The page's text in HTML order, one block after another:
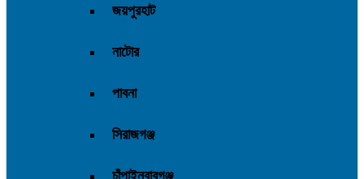
জয়পুরহাট
নাটোর
পাবনা
সিরাজগঞ্জ
চাঁপাইনবাবগঞ্জ